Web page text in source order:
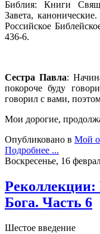
Библия: Книги
Завета,
Российское
436-6.
Сестра Павла:
покороче буду
говорил с вами,
Мои дорогие,
Опубликовано в Мой
Подробнее ...
Воскресенье, 16
Бога. Часть 6
Шестое введение